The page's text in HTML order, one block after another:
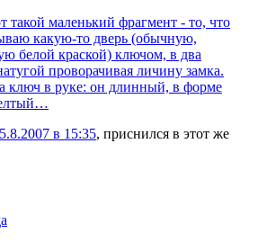
такой маленький фрагмент - то, что
какую-то дверь (обычную,
белой краской) ключом, в два
проворачивая личину замка.
ключ в руке: он длинный, в форме
в 15:35, приснился в этот же